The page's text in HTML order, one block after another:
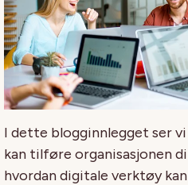
I dette blogginnlegget ser
kan tilføre organisasjonen
hvordan digitale verktøy